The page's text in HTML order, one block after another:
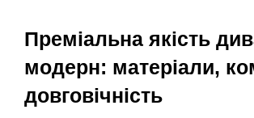
Преміальна якість
модерн: матеріали,
довговічність